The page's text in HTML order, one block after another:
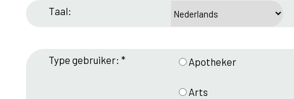
Taal:
Type gebruiker: * Apotheker
Arts